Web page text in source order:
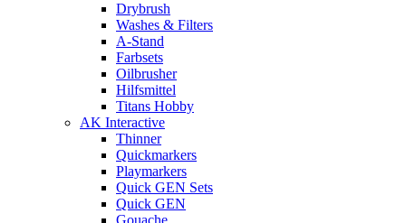
Drybrush
Washes & Filters
A-Stand
Farbsets
Oilbrusher
Hilfsmittel
Titans Hobby
AK Interactive
Thinner
Quickmarkers
Playmarkers
Quick GEN Sets
Quick GEN
Gouache